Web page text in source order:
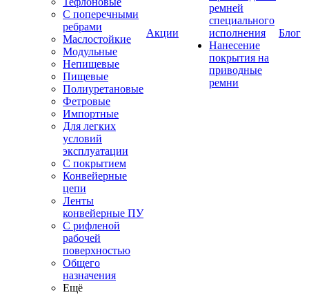
С поперечными
ребрами
Маслостойкие
Модульные
Непищевые
Пищевые
Полиуретановые
Фетровые
Импортные
Для легких
условий
эксплуатации
С покрытием
Конвейерные
цепи
Ленты
конвейерные ПУ
С рифленой
рабочей
поверхностью
Общего
назначения
Ещё
Акции
ремней
специального
исполнения
Нанесение
покрытия на
приводные
ремни
Блог